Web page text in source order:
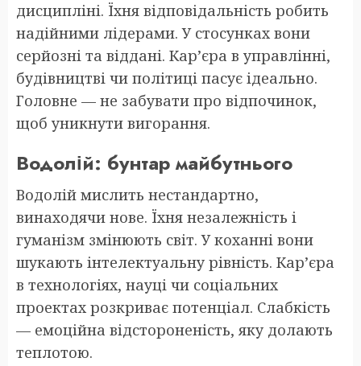
дисципліні. Їхня відповідальність робить
надійними лідерами. У стосунках вони
серйозні та віддані. Кар’єра в управлінні,
будівництві чи політиці пасує ідеально.
Головне — не забувати про відпочинок,
щоб уникнути вигорання.
Водолій: бунтар майбутнього
Водолій мислить нестандартно,
винаходячи нове. Їхня незалежність і
гуманізм змінюють світ. У коханні вони
шукають інтелектуальну рівність. Кар’єра
в технологіях, науці чи соціальних
проектах розкриває потенціал. Слабкість
— емоційна відстороненість, яку долають
теплотою.